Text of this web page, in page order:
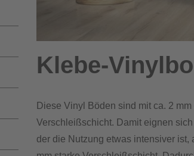
Klebe-
Diese Vinyl Böden sind mit ca. 2
Verschleißschicht. Damit eignen
der die Nutzung etwas intensiver